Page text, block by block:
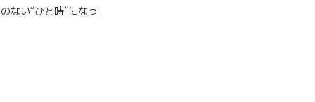
ない“ひと時”になっ